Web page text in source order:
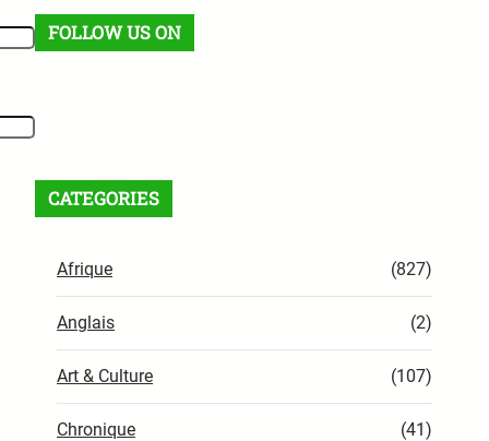
FOLLOW US ON
CATEGORIES
Afrique (827)
Anglais (2)
Art & Culture (107)
Chronique (41)